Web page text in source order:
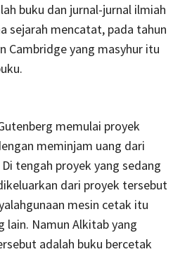
buku dan jurnal-jurnal ilmiah
sejarah mencatat, pada tahun
Cambridge yang masyhur itu
memulai proyek
meminjam uang dari
tengah proyek yang sedang
dari proyek tersebut
mesin cetak itu
lain. Namun Alkitab yang
adalah buku bercetak